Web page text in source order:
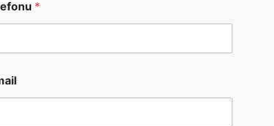
i szkoleń,
*